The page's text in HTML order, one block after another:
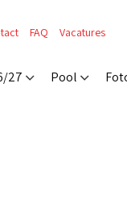
FAQ Vacatures
27 Pool